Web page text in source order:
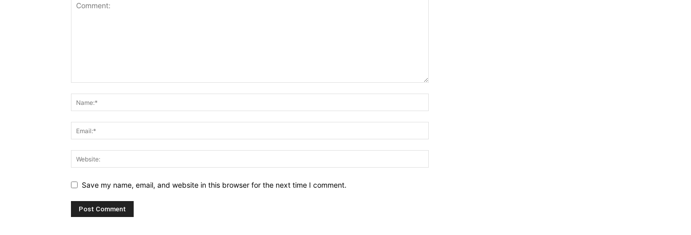
Save my name, email, and website in this browser for the next time I comment.